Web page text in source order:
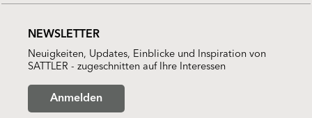
NEWSLETTER
Neuigkeiten, Updates, Einblicke und Inspiration von
SATTLER - zugeschnitten auf Ihre Interessen
Anmelden